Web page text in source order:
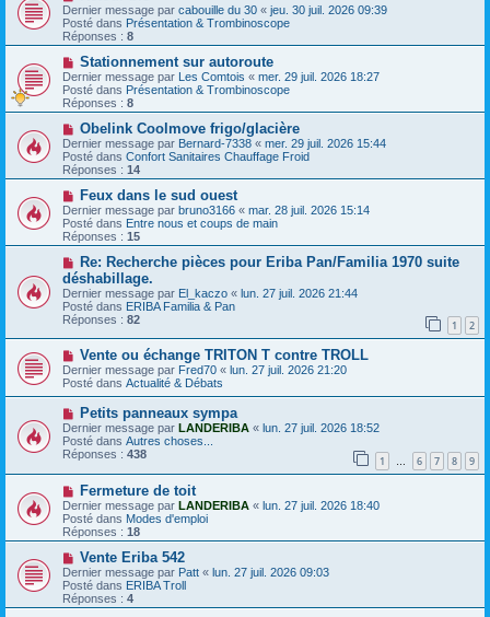
g
e
m
e
s
s
a
g
e
o
u
v
e
a
u
m
e
s
s
a
g
e
Dernier message par cabouille du 30 « jeu. 30 juil. 2026 09:39
Posté dans Présentation & Trombinoscope
Réponses : 8
N
o
u
v
e
a
m
e
s
s
a
g
e
Stationnement sur autoroute
Dernier message par Les Comtois « mer. 29 juil. 2026 18:27
Posté dans Présentation & Trombinoscope
Réponses : 8
N
o
u
v
e
a
u
m
e
s
s
a
g
e
Obelink Coolmove frigo/glacière
Dernier message par Bernard-7338 « mer. 29 juil. 2026 15:44
Posté dans Confort Sanitaires Chauffage Froid
Réponses : 14
N
o
u
v
e
a
u
m
e
s
s
a
g
Feux dans le sud ouest
Dernier message par bruno3166 « mar. 28 juil. 2026 15:14
Posté dans Entre nous et coups de main
Réponses : 15
N
o
u
v
e
a
u
m
s
s
g
e
Re: Recherche pièces pour Eriba Pan/Familia 1970 suite
déshabillage.
Dernier message par El_kaczo « lun. 27 juil. 2026 21:44
Posté dans ERIBA Familia & Pan
Réponses : 82 1 2
N
o
u
e
a
u
m
e
s
a
g
e
Vente ou échange TRITON T contre TROLL
Dernier message par Fred70 « lun. 27 juil. 2026 21:20
Posté dans Actualité & Débats
N
o
u
v
e
a
m
e
s
s
a
g
e
Petits panneaux sympa
Dernier message par LANDERIBA « lun. 27 juil. 2026 18:52
Posté dans Autres choses...
Réponses : 438 1 … 6 7 8 9
N
o
u
v
e
a
m
e
s
Fermeture de toit
Dernier message par LANDERIBA « lun. 27 juil. 2026 18:40
Posté dans Modes d'emploi
Réponses : 18
N
o
u
v
e
Vente Eriba 542
Dernier message par Patt « lun. 27 juil. 2026 09:03
Posté dans ERIBA Troll
Réponses : 4